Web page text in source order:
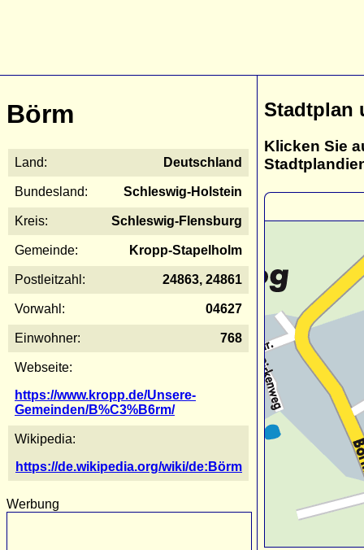
Börm
Land: Deutschland
Bundesland: Schleswig-Holstein
Kreis: Schleswig-Flensburg
Gemeinde: Kropp-Stapelholm
Postleitzahl: 24863, 24861
Vorwahl: 04627
Einwohner: 768
Webseite:
https://www.kropp.de/Unsere-
Gemeinden/B%C3%B6rm/
Wikipedia:
https://de.wikipedia.org/wiki/de:Börm
Werbung
Stadtplan
Klicken Sie